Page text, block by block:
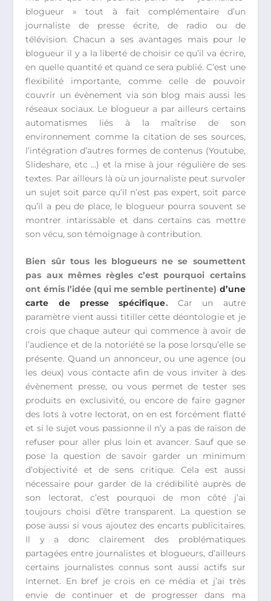
blogueur » tout à fait complémentaire d’un
journaliste de presse écrite, de radio ou de
télévision. Chacun a ses avantages mais pour le
blogueur il y a la liberté de choisir ce qu’il va écrire,
en quelle quantité et quand ce sera publié. C’est une
flexibilité importante, comme celle de pouvoir
couvrir un évènement via son blog mais aussi les
réseaux sociaux. Le blogueur a par ailleurs certains
automatismes liés à la maîtrise de son
environnement comme la citation de ses sources,
l’intégration d’autres formes de contenus (Youtube,
Slideshare, etc …) et la mise à jour régulière de ses
textes. Par ailleurs là où un journaliste peut survoler
un sujet soit parce qu’il n’est pas expert, soit parce
qu’il a peu de place, le blogueur pourra souvent se
montrer intarissable et dans certains cas mettre
son vécu, son témoignage à contribution.
Bien sûr tous les blogueurs ne se soumettent
pas aux mêmes règles c’est pourquoi certains
ont émis l’idée (qui me semble pertinente) d’une
carte de presse spécifique. Car un autre
paramètre vient aussi titiller cette déontologie et je
crois que chaque auteur qui commence à avoir de
l’audience et de la notoriété se la pose lorsqu’elle se
présente. Quand un annonceur, ou une agence (ou
les deux) vous contacte afin de vous inviter à des
évènement presse, ou vous permet de tester ses
produits en exclusivité, ou encore de faire gagner
des lots à votre lectorat, on en est forcément flatté
et si le sujet vous passionne il n’y a pas de raison de
refuser pour aller plus loin et avancer. Sauf que se
pose la question de savoir garder un minimum
d’objectivité et de sens critique. Cela est aussi
nécessaire pour garder de la crédibilité auprès de
son lectorat, c’est pourquoi de mon côté j’ai
toujours choisi d’être transparent. La question se
pose aussi si vous ajoutez des encarts publicitaires.
Il y a donc clairement des problématiques
partagées entre journalistes et blogueurs, d’ailleurs
certains journalistes connus sont aussi actifs sur
Internet. En bref je crois en ce média et j’ai très
envie de continuer et de progresser dans ma